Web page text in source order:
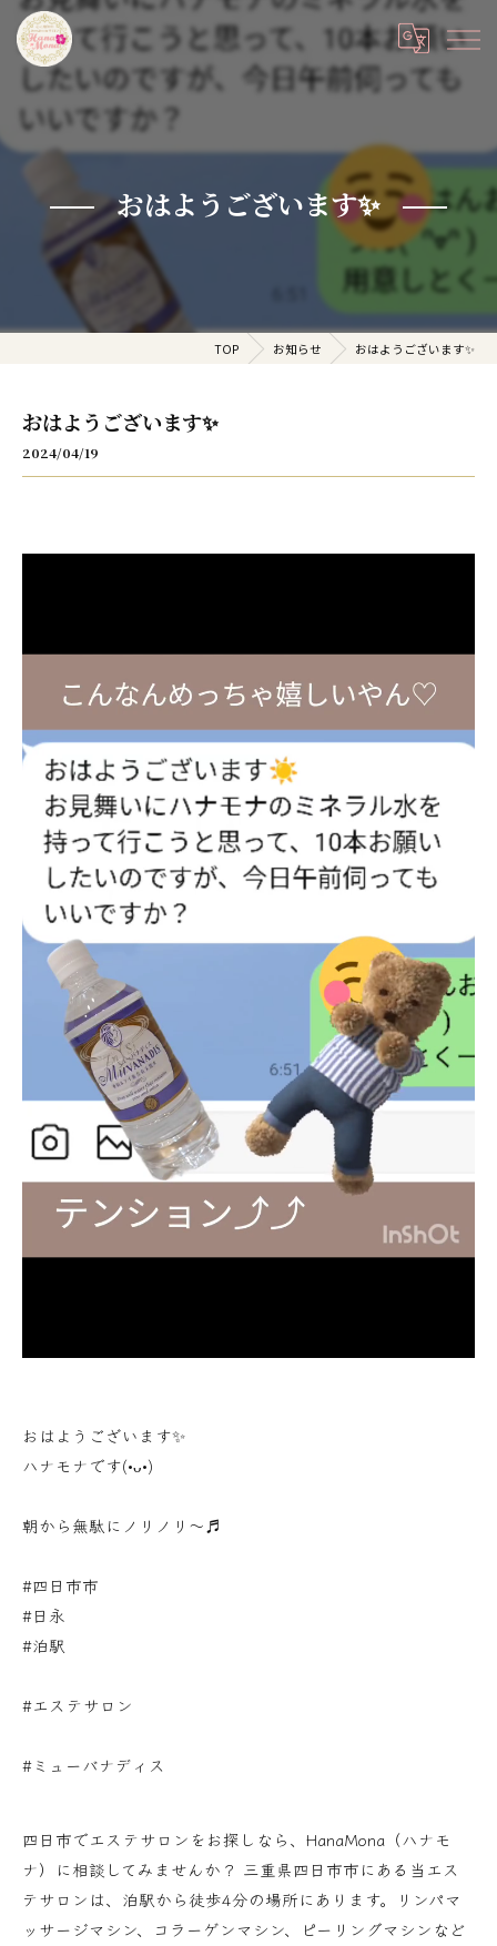
おはようございます✨
TOP お知らせ おはようございます✨
おはようございます✨
2024/04/19
おはようございます✨
ハナモナです(•ᴗ•)
朝から無駄にノリノリ〜♬
#四日市市
#日永
#泊駅
#エステサロン
#ミューバナディス
四日市でエステサロンをお探しなら、HanaMona（ハナモ
ナ）に相談してみませんか？ 三重県四日市市にある当エス
テサロンは、泊駅から徒歩4分の場所にあります。リンパマ
ッサージマシン、コラーゲンマシン、ピーリングマシンなど